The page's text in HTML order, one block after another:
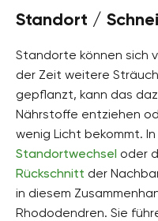
Standort /
Standorte können sich
der Zeit weitere
gepflanzt, kann das
Nährstoffe entziehen
wenig Licht bekommt.
Standortwechsel oder
Rückschnitt der
in diesem
Rhododendren. Sie